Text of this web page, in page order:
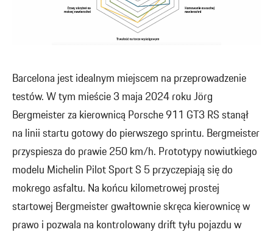
Barcelona jest idealnym miejscem na przeprowadzenie
testów. W tym mieście 3 maja 2024 roku Jörg
Bergmeister za kierownicą Porsche 911 GT3 RS stanął
na linii startu gotowy do pierwszego sprintu. Bergmeister
przyspiesza do prawie 250 km/h. Prototypy nowiutkiego
modelu Michelin Pilot Sport S 5 przyczepiają się do
mokrego asfaltu. Na końcu kilometrowej prostej
startowej Bergmeister gwałtownie skręca kierownicę w
prawo i pozwala na kontrolowany drift tyłu pojazdu w